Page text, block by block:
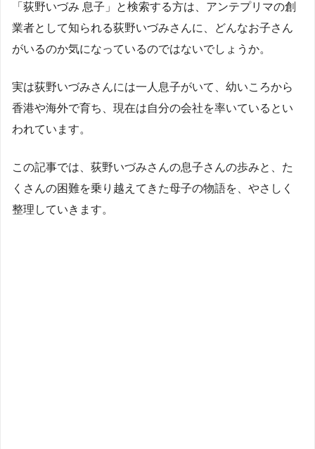
「荻野いづみ 息子」と検索する方は、アンテプリマの創
業者として知られる荻野いづみさんに、どんなお子さん
がいるのか気になっているのではないでしょうか。
実は荻野いづみさんには一人息子がいて、幼いころから
香港や海外で育ち、現在は自分の会社を率いているとい
われています。
この記事では、荻野いづみさんの息子さんの歩みと、た
くさんの困難を乗り越えてきた母子の物語を、やさしく
整理していきます。